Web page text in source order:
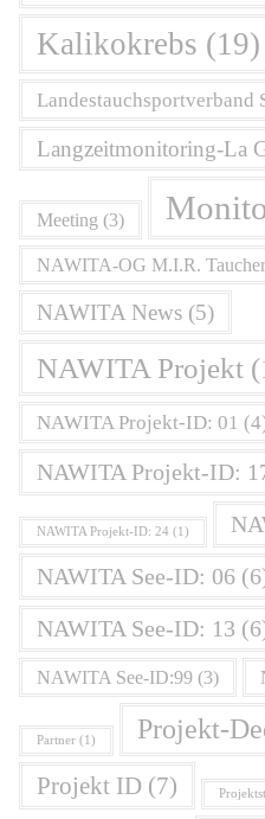
Kalikokrebs (19)
Landestauchsportverband
Langzeitmonitoring-La
Meeting (3)
NAWITA-OG M.I.R. Taucher
NAWITA News (5)
NAWITA Projekt
NAWITA Projekt-ID: 01
NAWITA Projekt-ID:
NAWITA Projekt-ID: 24 (1)
NAWITA See-ID: 06
NAWITA See-ID: 13
NAWITA See-ID:99 (3)
Partner (1) Projekt-
Projekt ID (7)